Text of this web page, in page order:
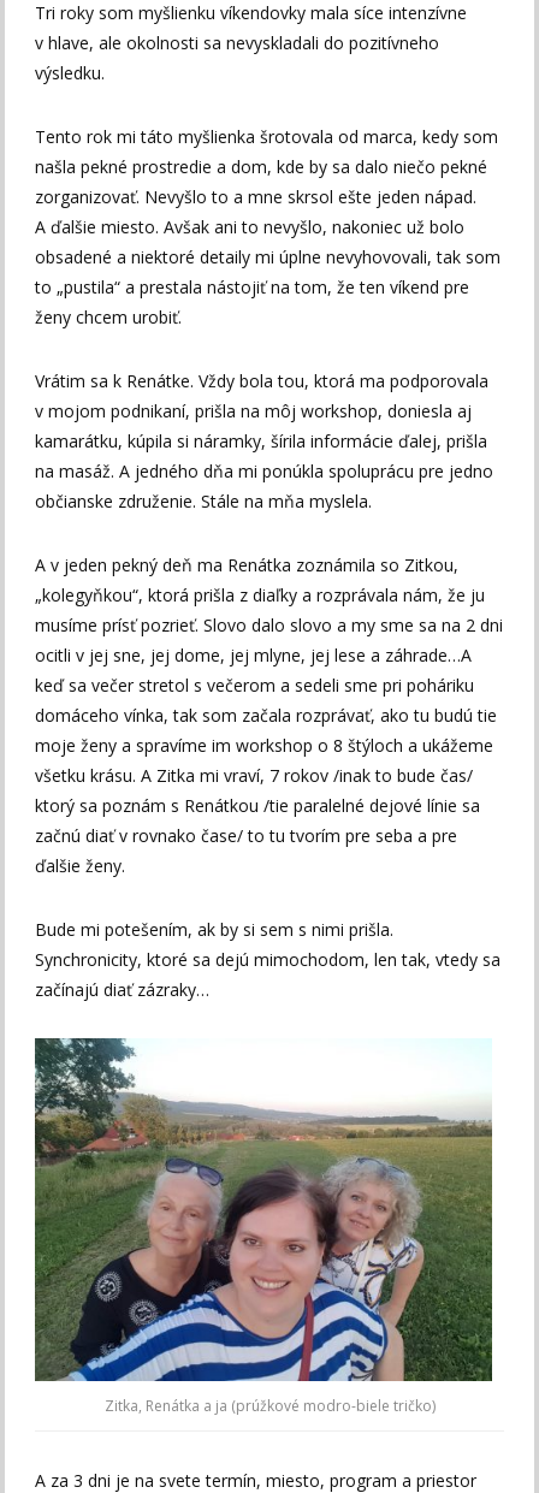
Tri roky som myšlienku víkendovky mala síce intenzívne
v hlave, ale okolnosti sa nevyskladali do pozitívneho
výsledku.
Tento rok mi táto myšlienka šrotovala od marca, kedy som
našla pekné prostredie a dom, kde by sa dalo niečo pekné
zorganizovať. Nevyšlo to a mne skrsol ešte jeden nápad.
A ďalšie miesto. Avšak ani to nevyšlo, nakoniec už bolo
obsadené a niektoré detaily mi úplne nevyhovovali, tak som
to „pustila“ a prestala nástojiť na tom, že ten víkend pre
ženy chcem urobiť.
Vrátim sa k Renátke. Vždy bola tou, ktorá ma podporovala
v mojom podnikaní, prišla na môj workshop, doniesla aj
kamarátku, kúpila si náramky, šírila informácie ďalej, prišla
na masáž. A jedného dňa mi ponúkla spoluprácu pre jedno
občianske združenie. Stále na mňa myslela.
A v jeden pekný deň ma Renátka zoznámila so Zitkou,
„kolegyňkou“, ktorá prišla z diaľky a rozprávala nám, že ju
musíme prísť pozrieť. Slovo dalo slovo a my sme sa na 2 dni
ocitli v jej sne, jej dome, jej mlyne, jej lese a záhrade…A
keď sa večer stretol s večerom a sedeli sme pri poháriku
domáceho vínka, tak som začala rozprávať, ako tu budú tie
moje ženy a spravíme im workshop o 8 štýloch a ukážeme
všetku krásu. A Zitka mi vraví, 7 rokov /inak to bude čas/
ktorý sa poznám s Renátkou /tie paralelné dejové línie sa
začnú diať v rovnako čase/ to tu tvorím pre seba a pre
ďalšie ženy.
Bude mi potešením, ak by si sem s nimi prišla.
Synchronicity, ktoré sa dejú mimochodom, len tak, vtedy sa
začínajú diať zázraky…
Zitka, Renátka a ja (prúžkové modro-biele tričko)
A za 3 dni je na svete termín, miesto, program a priestor